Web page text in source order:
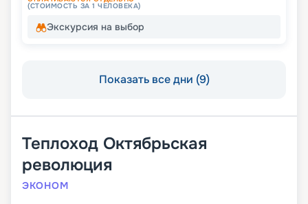
(СТОИМОСТЬ ЗА 1 ЧЕЛОВЕКА)
Экскурсия на выбор
Показать все дни (9)
Теплоход Октябрьская
революция
ЭКОНОМ